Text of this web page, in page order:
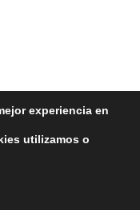
experiencia en
utilizamos o